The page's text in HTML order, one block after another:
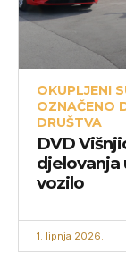
OKUPLJENI
OZNAČENO
DRUŠTVA
DVD
djelovanja
vozilo
1. lipnja 2026.